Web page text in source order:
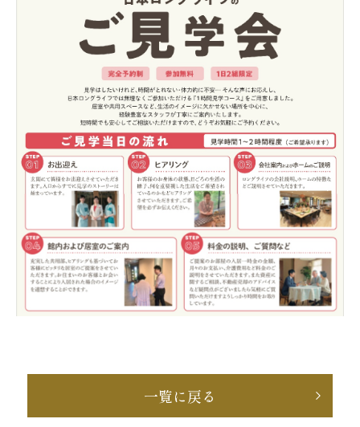
一覧に戻る